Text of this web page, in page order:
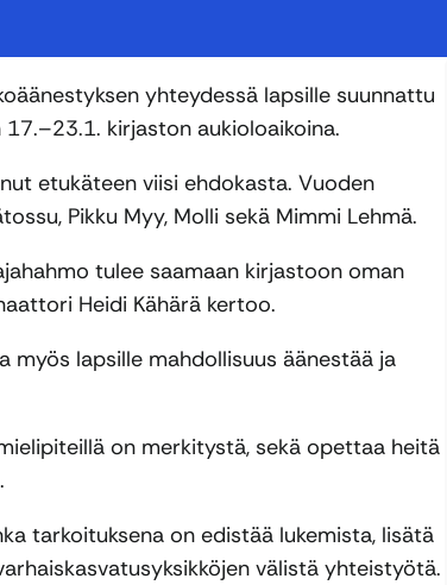
yhteydessä lapsille suunnattu
kirjaston aukioloaikoina.
etukäteen viisi ehdokasta. Vuoden
Pikku Myy, Molli sekä Mimmi Lehmä.
tulee saamaan kirjastoon oman
Heidi Kähärä kertoo.
lapsille mahdollisuus äänestää ja
on merkitystä, sekä opettaa heitä
tarkoituksena on edistää lukemista, lisätä
välistä yhteistyötä.